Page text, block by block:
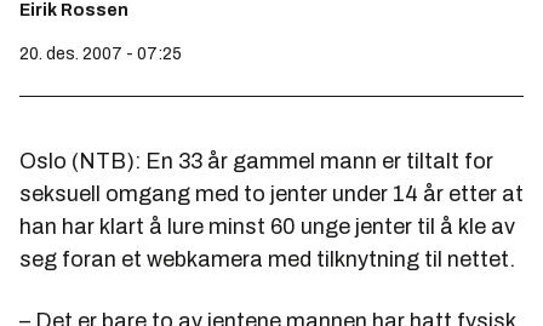
Eirik Rossen
20. des. 2007 - 07:25
Oslo (NTB): En 33 år gammel mann er tiltalt for
seksuell omgang med to jenter under 14 år etter at
han har klart å lure minst 60 unge jenter til å kle av
seg foran et webkamera med tilknytning til nettet.
– Det er bare to av jentene mannen har hatt fysisk